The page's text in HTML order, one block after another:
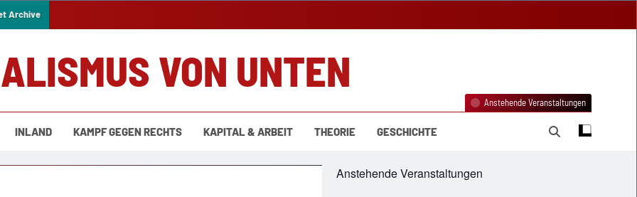
Archive
VON UNTEN
INLAND KAMPF GEGEN RECHTS KAPITAL & ARBEIT THEORIE GESCHICHTE
Anstehende Veranstaltungen
Anstehende Veranstaltungen